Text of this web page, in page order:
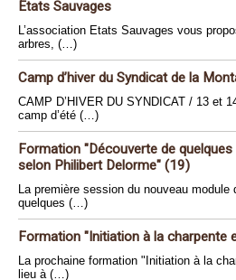
Etats Sauvages
L’association Etats Sauvages vous
arbres, (…)
Camp d’hiver du Syndicat de la
CAMP D’HIVER DU SYNDICAT / 13 et
camp d’été (…)
Formation "Découverte de
selon Philibert Delorme" (19)
La première session du nouveau
quelques (…)
Formation "Initiation à la charpente
La prochaine formation "Initiation à la
lieu à (…)